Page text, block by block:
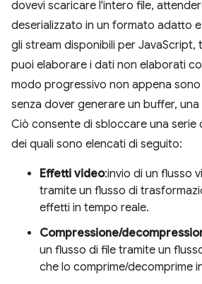
dovevi scaricare l'intero file,
deserializzato in un formato adatto
gli stream disponibili per JavaScript,
puoi elaborare i dati non elaborati
modo progressivo non appena
senza dover generare un buffer,
Ciò consente di sbloccare una serie
dei quali sono elencati di seguito:
Effetti video:invio di un flusso
tramite un flusso di
effetti in tempo reale.
Compressione/
un flusso di file tramite un
che lo comprime/decomprime